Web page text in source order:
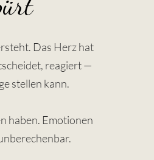
Das Herz hat
reagiert —
stellen kann.
haben. Emotionen